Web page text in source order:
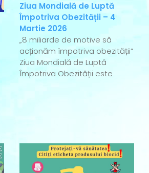
Ziua Mondială de Luptă
Împotriva Obezității – 4
Martie 2026
„8 miliarde de motive să
acționăm împotriva obezității”
Ziua Mondială de Luptă
Împotriva Obezității este